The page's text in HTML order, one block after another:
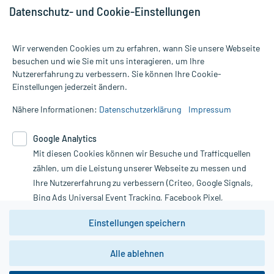
Alle Preise gelten inkl. MwSt., ggf. zzgl. Versandkosten
Informationen auf dieser Website werden ausschließlich für
die Untersuchung und Behandlung durch einen Arzt. Bitte
Therapien eingeleitet werden können. | Diese Webseite benutzt
Google Analytics. Lesen Sie bitte dazu die wichtigen Hinweise in
unserer Datenschutzerklärung. Für den Widerruf einer Bestellung
nutzen Sie das Formular:
Vertrag widerrufen
*Hinweise zu unseren Aktionen und Bewertungen
Datenschutz- und Cookie-Einstellungen
Wir verwenden Cookies um zu erfahren, wann Sie unsere Webseite
besuchen und wie Sie mit uns interagieren, um Ihre
Nutzererfahrung zu verbessern. Sie können Ihre Cookie-
Einstellungen jederzeit ändern.
Nähere Informationen: Datenschutzerklärung Impressum
Google Analytics
Mit diesen Cookies können wir Besuche und Trafficquellen
zählen, um die Leistung unserer Webseite zu messen und
Ihre Nutzererfahrung zu verbessern (Criteo, Google Signals,
Bing Ads Universal Event Tracking, Facebook Pixel,
Youtube-Social Plugin).
Wir weisen darauf hin, dass die
zwingend den Europäischen Anforderungen gem. EU-
DSGVO genügen und ein Datentransfer in Drittstaaten bzw.
Einstellungen speichern
Alle ablehnen